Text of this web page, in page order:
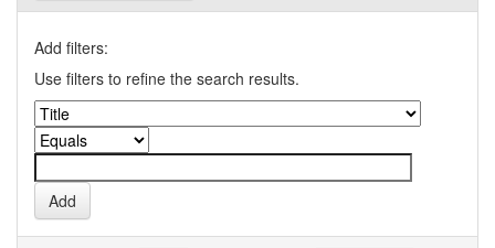
Add filters:
Use filters to refine the search results.